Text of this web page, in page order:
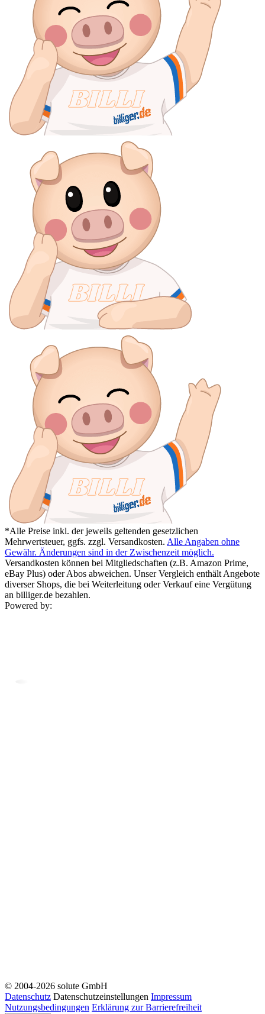
*Alle Preise inkl. der jeweils geltenden gesetzlichen
Mehrwertsteuer, ggfs. zzgl. Versandkosten. Alle Angaben ohne
Gewähr. Änderungen sind in der Zwischenzeit möglich.
Versandkosten können bei Mitgliedschaften (z.B. Amazon Prime,
eBay Plus) oder Abos abweichen. Unser Vergleich enthält Angebote
diverser Shops, die bei Weiterleitung oder Verkauf eine Vergütung
an billiger.de bezahlen.
Powered by:
© 2004-2026 solute GmbH
Datenschutz Datenschutzeinstellungen Impressum
Nutzungsbedingungen Erklärung zur Barrierefreiheit